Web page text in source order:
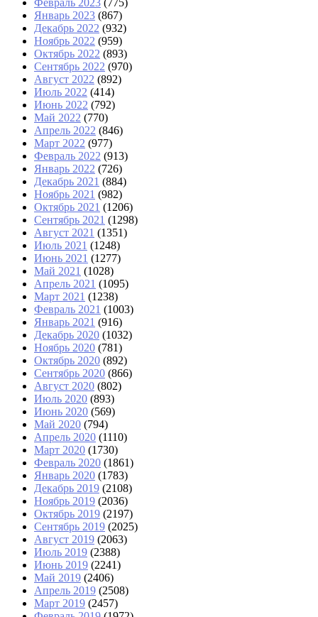
Февраль 2023 (775)
Январь 2023 (867)
Декабрь 2022 (932)
Ноябрь 2022 (959)
Октябрь 2022 (893)
Сентябрь 2022 (970)
Август 2022 (892)
Июль 2022 (414)
Июнь 2022 (792)
Май 2022 (770)
Апрель 2022 (846)
Март 2022 (977)
Февраль 2022 (913)
Январь 2022 (726)
Декабрь 2021 (884)
Ноябрь 2021 (982)
Октябрь 2021 (1206)
Сентябрь 2021 (1298)
Август 2021 (1351)
Июль 2021 (1248)
Июнь 2021 (1277)
Май 2021 (1028)
Апрель 2021 (1095)
Март 2021 (1238)
Февраль 2021 (1003)
Январь 2021 (916)
Декабрь 2020 (1032)
Ноябрь 2020 (781)
Октябрь 2020 (892)
Сентябрь 2020 (866)
Август 2020 (802)
Июль 2020 (893)
Июнь 2020 (569)
Май 2020 (794)
Апрель 2020 (1110)
Март 2020 (1730)
Февраль 2020 (1861)
Январь 2020 (1783)
Декабрь 2019 (2108)
Ноябрь 2019 (2036)
Октябрь 2019 (2197)
Сентябрь 2019 (2025)
Август 2019 (2063)
Июль 2019 (2388)
Июнь 2019 (2241)
Май 2019 (2406)
Апрель 2019 (2508)
Март 2019 (2457)